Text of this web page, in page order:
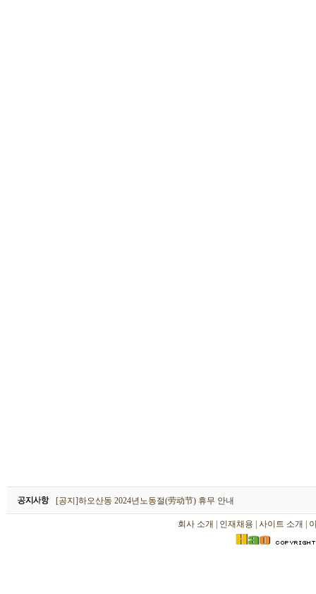
하오산동 2026년 설날(春节) 휴무 안내
[공지]하오산동 2024년노동절(劳动节) 휴무 안내
[공지]하오산동 2024년 설날(春节) 휴무 안내
회사 소개 인재채용 사이트 소개